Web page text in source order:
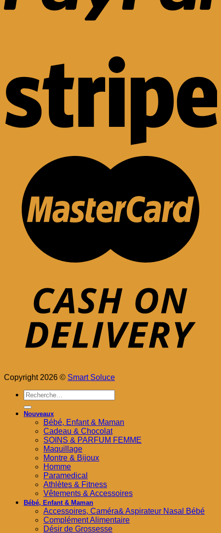
Copyright 2026 © Smart Soluce
Recherche
pour :
Nouveaux
Bébé, Enfant & Maman
Cadeau & Chocolat
SOINS & PARFUM FEMME
Maquillage
Montre & Bijoux
Homme
Paramedical
Athlètes & Fitness
Vêtements & Accessoires
Bébé, Enfant & Maman
Accessoires, Caméra& Aspirateur Nasal Bébé
Complément Alimentaire
Désir de Grossesse